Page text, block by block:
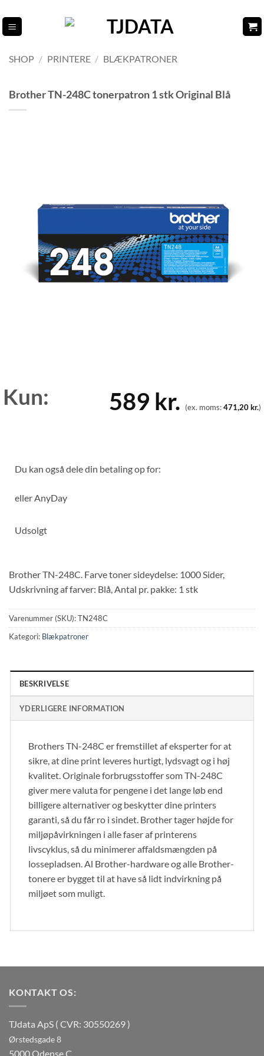
til
indhold
SHOP / PRINTERE / BLÆKPATRONER
Brother TN-248C tonerpatron 1 stk Original Blå
Kun: 589 kr. (ex. moms:471,20kr.)
Du kan også dele din betaling op for:
eller AnyDay
Udsolgt
Brother TN-248C. Farve toner sideydelse: 1000 Sider,
Udskrivning af farver: Blå, Antal pr. pakke: 1 stk
Varenummer (SKU):TN248C
Kategori: Blækpatroner
BESKRIVELSE
YDERLIGERE INFORMATION
Brothers TN-248C er fremstillet af eksperter for at
sikre, at dine print leveres hurtigt, lydsvagt og i høj
kvalitet. Originale forbrugsstoffer som TN-248C
giver mere valuta for pengene i det lange løb end
billigere alternativer og beskytter dine printers
garanti, så du får ro i sindet. Brother tager højde for
miljøpåvirkningen i alle faser af printerens
livscyklus, så du minimerer affaldsmængden på
lossepladsen. Al Brother-hardware og alle Brother-
tonere er bygget til at have så lidt indvirkning på
miljøet som muligt.
KONTAKT OS:
TJdata ApS ( CVR: 30550269 )
Ørstedsgade 8
5000 Odense C